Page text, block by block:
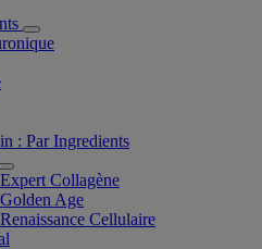
: Par Ingredients
Collagène
Age
Cellulaire